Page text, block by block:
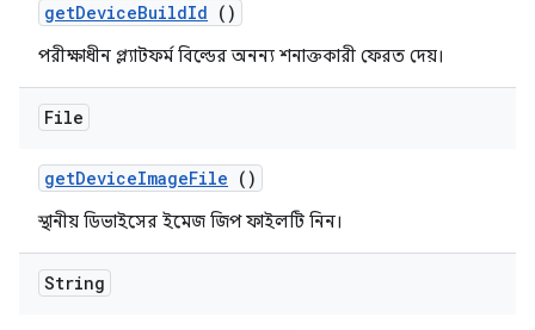
getDeviceBuildId ()
পরীক্ষাধীন প্ল্যাটফর্ম বিল্ডের অনন্য শনাক্তকারী ফেরত দেয়।
File
getDeviceImageFile ()
স্থানীয় ডিভাইসের ইমেজ জিপ ফাইলটি নিন।
String